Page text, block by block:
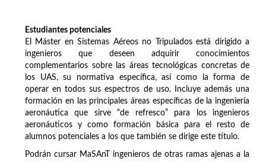
Estudiantes potenciales
El Máster en Sistemas Aéreos no Tripulados está dirigido a
ingenieros que deseen adquirir conocimientos
complementarios sobre las áreas tecnológicas concretas de
los UAS, su normativa específica, así como la forma de
operar en todos sus espectros de uso. Incluye además una
formación en las principales áreas específicas de la ingeniería
aeronáutica que sirve “de refresco” para los ingenieros
aeronáuticos y como formación básica para el resto de
alumnos potenciales a los que también se dirige este título.
Podrán cursar MaSAnT ingenieros de otras ramas ajenas a la